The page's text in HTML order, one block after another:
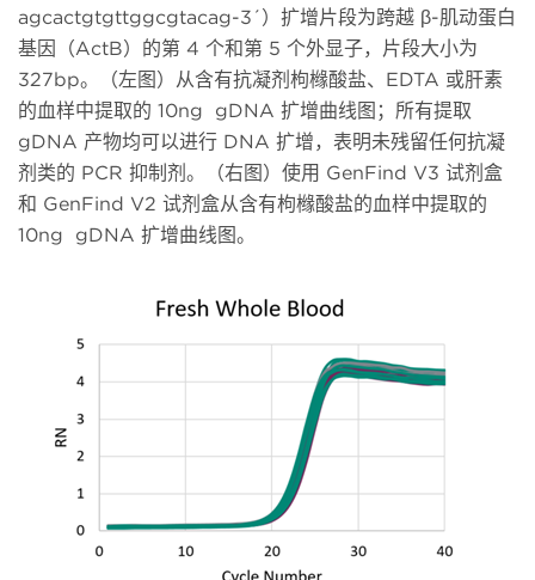
agcactgtgttggcgtacag-3´）扩增片段为跨越 β-肌动蛋白
基因（ActB）的第 4 个和第 5 个外显子，片段大小为
327bp。（左图）从含有抗凝剂枸橼酸盐、EDTA 或肝素
的血样中提取的 10ng gDNA 扩增曲线图；所有提取
gDNA 产物均可以进行 DNA 扩增，表明未残留任何抗凝
剂类的 PCR 抑制剂。（右图）使用 GenFind V3 试剂盒
和 GenFind V2 试剂盒从含有枸橼酸盐的血样中提取的
10ng gDNA 扩增曲线图。